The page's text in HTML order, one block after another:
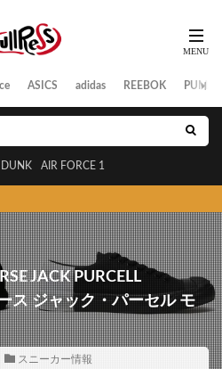
ASICS adidas REEBOK PUMA
DUNK AIR FORCE 1
JACK PURCELL
ス ジャック・パーセル モ
スニーカー情報